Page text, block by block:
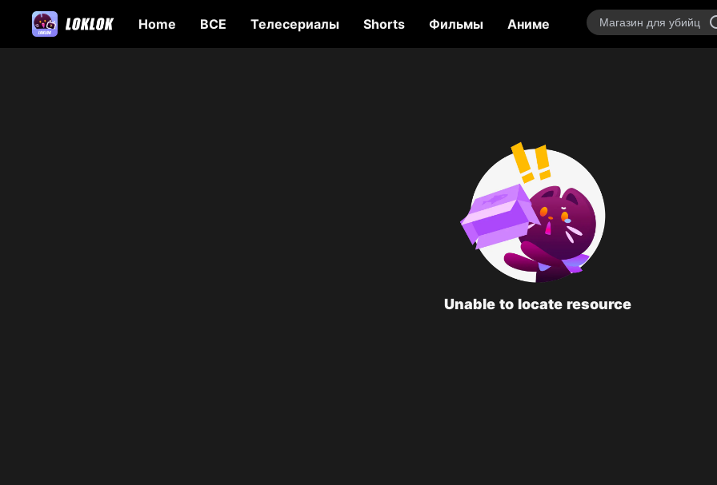
Home ВСЕ Телесериалы Shorts Фильмы Аниме Variety Show Talk
Unable to locate resource